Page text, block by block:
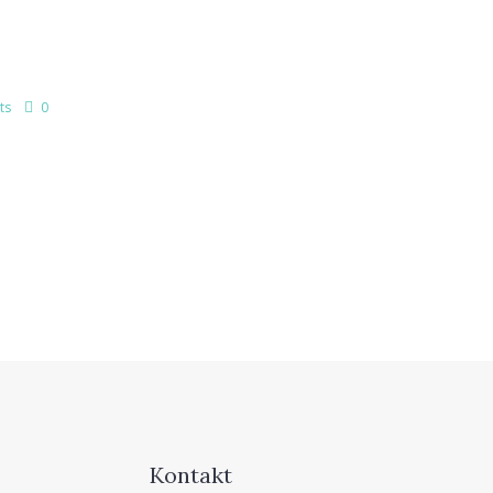
0
Kontakt